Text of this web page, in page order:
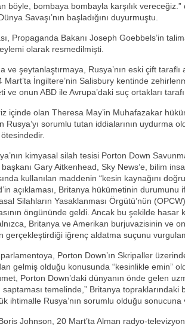
böyle, bombaya bombayla karşılık vereceğiz.”
Savaşı’nın başladığını duyurmuştu.
Propaganda Bakanı Joseph Goebbels’in
olarak resmedilmişti.
ve şeytanlaştırmaya, Rusya’nın eski çift taraflı
4 Mart’ta İngiltere’nin Salisbury kentinde
ve onun ABD ile Avrupa’daki suç ortakları
içinde olan Theresa May’in Muhafazakar
Rusya’yı sorumlu tutan iddialarının uydurma
kimyasal silah tesisi Porton Down
başkanı Gary Aitkenhead, Sky News’e, bilim
kullanılan maddenin “kesin kaynağını
açıklaması, Britanya hükümetinin durumunu
Silahların Yasaklanması Örgütü’nün
öngününde geldi. Ancak bu şekilde hasar
Britanya ve Amerikan burjuvazisinin ve
gerçekleştirdiği iğrenç aldatma suçunu
Porton Down’ın Skripaller
gelmiş olduğu konusunda “kesinlikle emin”
Porton Down’daki dünyanın önde gelen
temelinde,” Britanya topraklarındaki
ihtimalle Rusya’nın sorumlu olduğu sonucuna
Johnson, 20 Mart’ta Alman radyo-